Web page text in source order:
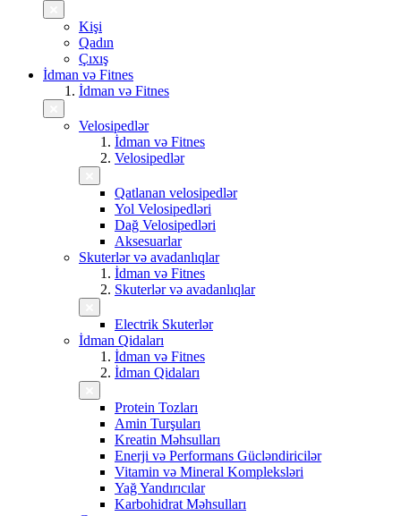
Kişi
Qadın
Çıxış
İdman və Fitnes
İdman və Fitnes
Velosipedlər
İdman və Fitnes
Velosipedlər
Qatlanan velosipedlər
Yol Velosipedləri
Dağ Velosipedləri
Aksesuarlar
Skuterlər və avadanlıqlar
İdman və Fitnes
Skuterlər və avadanlıqlar
Electrik Skuterlər
İdman Qidaları
İdman və Fitnes
İdman Qidaları
Protein Tozları
Amin Turşuları
Kreatin Məhsulları
Enerji və Performans Gücləndiricilər
Vitamin və Mineral Kompleksləri
Yağ Yandırıcılar
Karbohidrat Məhsulları